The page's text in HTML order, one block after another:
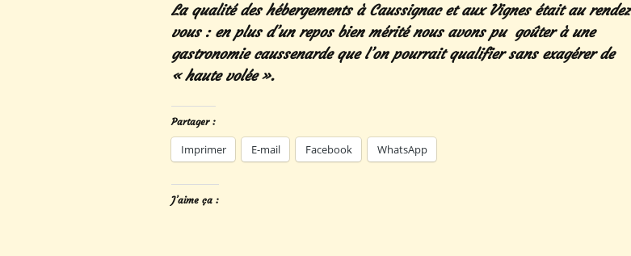
La qualité des hébergements à Caussignac et aux Vignes était au rendez
vous : en plus d’un repos bien mérité nous avons pu goûter à une
gastronomie caussenarde que l’on pourrait qualifier sans exagérer de
« haute volée ».
Partager :
Imprimer E-mail Facebook WhatsApp
J’aime ça :